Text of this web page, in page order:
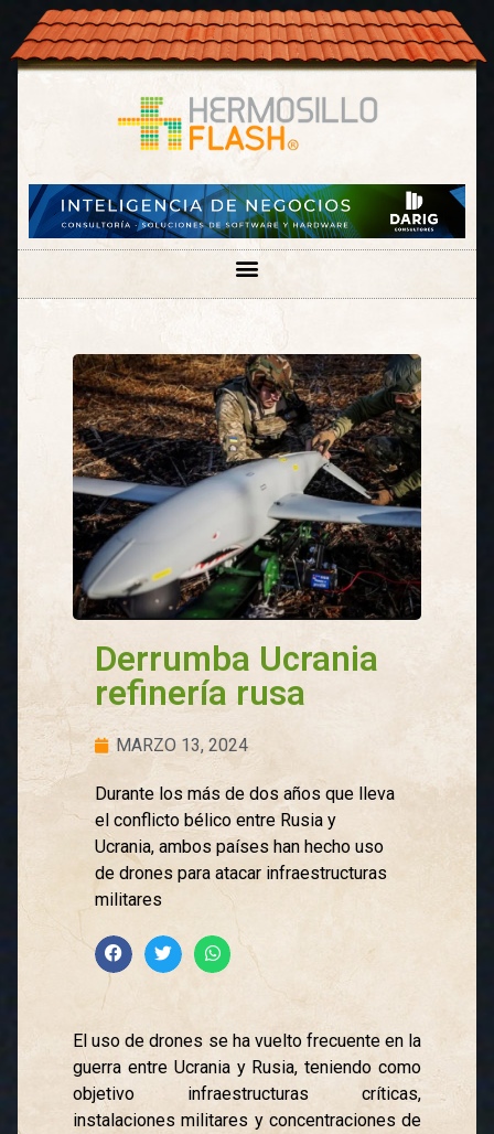
Derrumba Ucrania
refinería rusa
MARZO 13, 2024
Durante los más de dos años que lleva
el conflicto bélico entre Rusia y
Ucrania, ambos países han hecho uso
de drones para atacar infraestructuras
militares
El uso de drones se ha vuelto frecuente en la
guerra entre Ucrania y Rusia, teniendo como
objetivo infraestructuras críticas,
instalaciones militares y concentraciones de